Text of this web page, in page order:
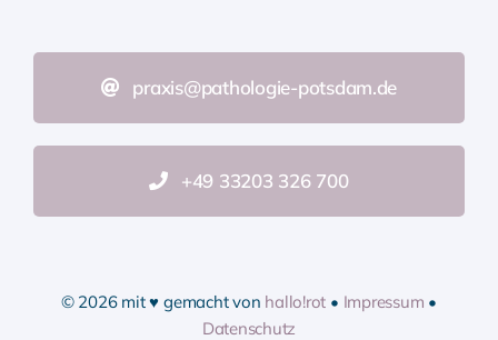
praxis@pathologie-potsdam.de
+49 33203 326 700
© 2026 mit ♥ gemacht von hallo!rot • Impressum •
Datenschutz